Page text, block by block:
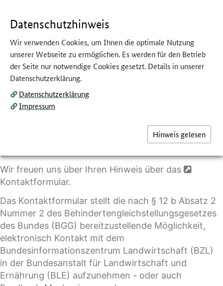
Barriere melden: Rückmeldung zur
Barrierefreiheit
Sie möchten uns eine bestehende Barriere mitteilen
oder Informationen zur Umsetzung der
Barrierefreiheit erfragen? Dann können Sie sich
Wir freuen uns über Ihren Hinweis über das
Kontaktformular.
Das Kontaktformular stellt die nach § 12 b Absatz 2
Nummer 2 des Behindertengleichstellungsgesetzes
des Bundes (BGG) bereitzustellende Möglichkeit,
elektronisch Kontakt mit dem
Bundesinformationszentrum Landwirtschaft (BZL)
in der Bundesanstalt für Landwirtschaft und
Ernährung (BLE) aufzunehmen - oder auch
Datenschutzhinweis
Wir verwenden Cookies, um Ihnen die optimale Nutzung
unserer Webseite zu ermöglichen. Es werden für den Betrieb
der Seite nur notwendige Cookies gesetzt. Details in unserer
Datenschutzerklärung.
Datenschutzerklärung
Impressum
Hinweis gelesen